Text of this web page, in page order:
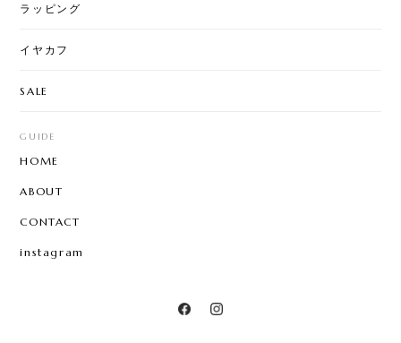
ラッピング
イヤカフ
SALE
GUIDE
HOME
ABOUT
CONTACT
instagram